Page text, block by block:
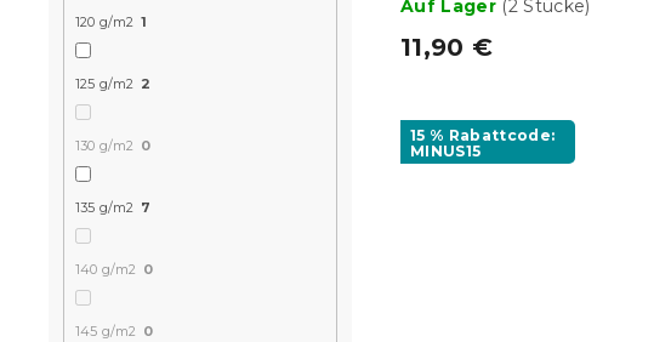
120 g/m2 1
125 g/m2 2
130 g/m2 0
135 g/m2 7
140 g/m2 0
145 g/m2 0
Auf Lager (2 Stücke)
11,90 €
15 % Rabattcode:
MINUS15